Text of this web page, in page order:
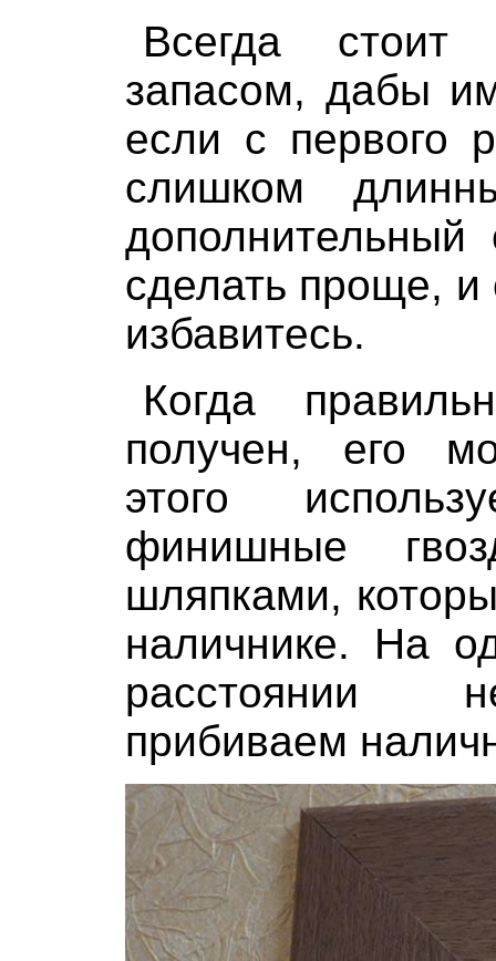
Всегда
запасом, дабы
если с первого
слишком
сделать проще, и
избавитесь.
Когда
получен, его
этого
финишные
шляпками,
наличнике. На
расстоянии
прибиваем